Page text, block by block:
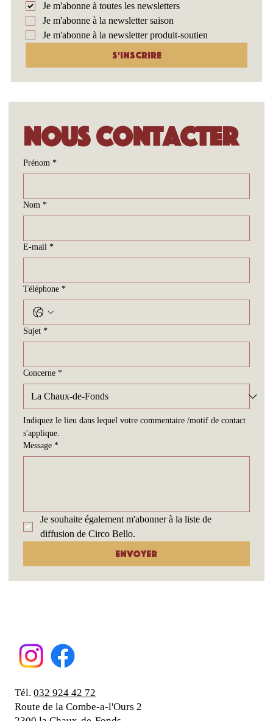
Je m'abonne à toutes les newsletters
Je m'abonne à la newsletter saison
Je m'abonne à la newsletter produit-soutien
S'inscrire
Nous contacter
Prénom *
Nom *
E-mail *
Téléphone *
Sujet *
Concerne *
Indiquez le lieu dans lequel votre commentaire /motif de contact
s'applique.
Message *
Je souhaite également m'abonner à la liste de
diffusion de Circo Bello.
Envoyer
Tél.032 924 42 72
Route de la Combe-a-l'Ours 2